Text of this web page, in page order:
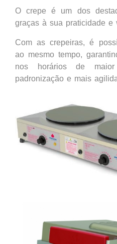
O crepe é um dos
graças à sua praticidade e
Com as crepeiras, é
ao mesmo tempo,
nos horários de
padronização e mais